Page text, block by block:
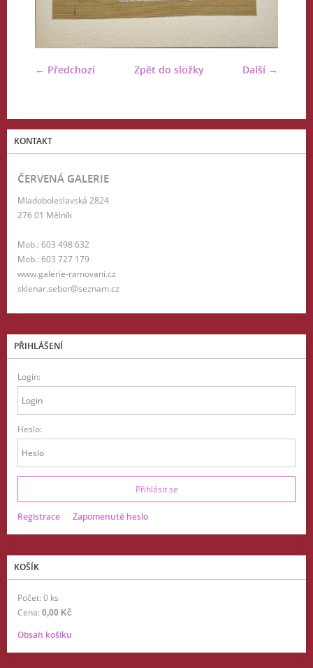
← Předchozí Další →
Zpět do složky
KONTAKT
ČERVENÁ GALERIE
Mladoboleslavská 2824
276 01 Mělník
Mob.: 603 498 632
Mob.: 603 727 179
www.galerie-ramovani.cz
sklenar.sebor@seznam.cz
PŘIHLÁŠENÍ
Login:
Heslo:
Registrace Zapomenuté heslo
KOŠÍK
Počet: 0 ks
Cena: 0,00 Kč
Obsah košíku